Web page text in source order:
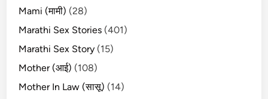
Mami (मामी) (28)
Marathi Sex Stories (401)
Marathi Sex Story (15)
Mother (आई) (108)
Mother In Law (सासू) (14)